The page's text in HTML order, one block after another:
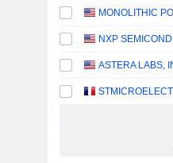
MONOLITHIC
NXP
ASTERA LABS,